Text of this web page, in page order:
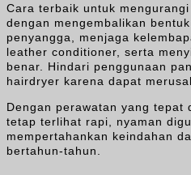
Cara terbaik untuk
dengan mengembalikan
penyangga, menjaga
leather conditioner, serta
benar. Hindari penggunaan
hairdryer karena dapat
Dengan perawatan yang tepat
tetap terlihat rapi, nyaman
mempertahankan keindahan
bertahun-tahun.